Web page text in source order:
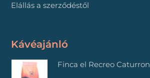
Elállás a szerződéstől
Kávéajánló
Finca el Recreo Caturron